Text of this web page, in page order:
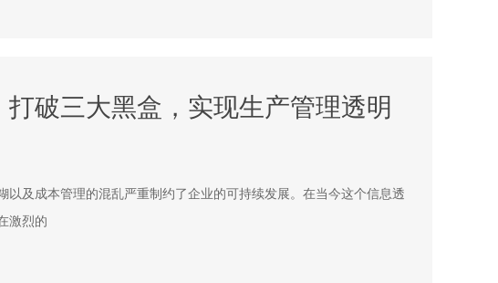
破三大黑盒，实现生产管理透明
及成本管理的混乱严重制约了企业的可持续发展。在当今这个信息透
激烈的